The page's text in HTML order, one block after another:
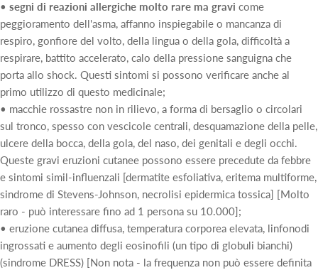
• segni di reazioni allergiche molto rare ma gravi come
peggioramento dell'asma, affanno inspiegabile o mancanza di
respiro, gonfiore del volto, della lingua o della gola, difficoltà a
respirare, battito accelerato, calo della pressione sanguigna che
porta allo shock. Questi sintomi si possono verificare anche al
primo utilizzo di questo medicinale;
• macchie rossastre non in rilievo, a forma di bersaglio o circolari
sul tronco, spesso con vescicole centrali, desquamazione della pelle,
ulcere della bocca, della gola, del naso, dei genitali e degli occhi.
Queste gravi eruzioni cutanee possono essere precedute da febbre
e sintomi simil-influenzali [dermatite esfoliativa, eritema multiforme,
sindrome di Stevens-Johnson, necrolisi epidermica tossica] [Molto
raro - può interessare fino ad 1 persona su 10.000];
• eruzione cutanea diffusa, temperatura corporea elevata, linfonodi
ingrossati e aumento degli eosinofili (un tipo di globuli bianchi)
(sindrome DRESS) [Non nota - la frequenza non può essere definita